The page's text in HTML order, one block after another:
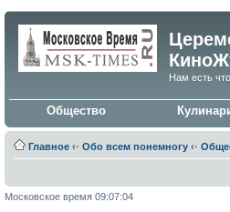
Нам есть
Общество
Главное ‹· Обо всем понемногу ‹·
Московское время 09:07:04